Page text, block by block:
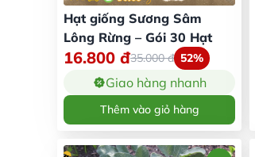
Hạt giống Sương Sâm
Lông Rừng – Gói 30 Hạt
16.800 đ35.000đ 52%
Giao hàng nhanh
Thêm vào giỏ hàng